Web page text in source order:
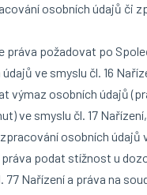
osobních údajů či
práva požadovat po
ve smyslu čl. 16
výmaz osobních údajů
ve smyslu čl. 17
osobních údajů
podat stížnost u
77 Nařízení a práva na